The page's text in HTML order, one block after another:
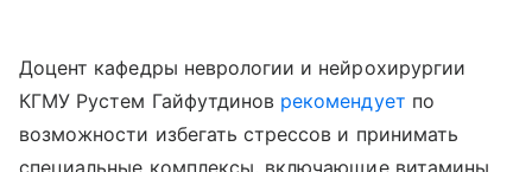
Доцент кафедры неврологии и нейрохирургии
КГМУ Рустем Гайфутдинов рекомендует по
возможности избегать стрессов и принимать
специальные комплексы, включающие витамины